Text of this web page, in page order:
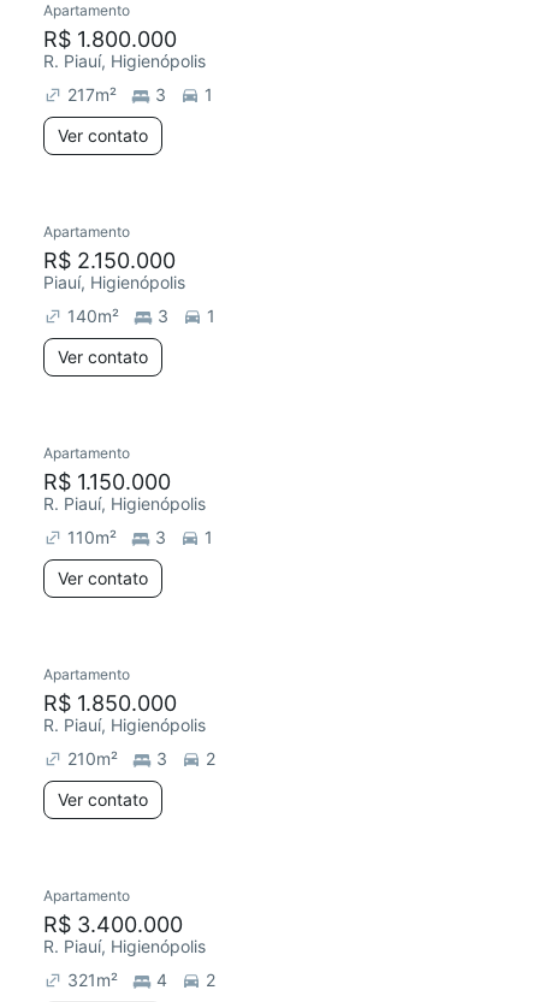
Redecorar
Apartamento
R$ 1.800.000
R. Piauí, Higienópolis
217m² 3
1
Ver contato
Redecorar
Apartamento
R$ 2.150.000
Piauí, Higienópolis
140m² 3
1
Ver contato
Redecorar
Apartamento
R$ 1.150.000
R. Piauí, Higienópolis
110m² 3
1
Ver contato
Redecorar
Apartamento
R$ 1.850.000
R. Piauí, Higienópolis
210m² 3
2
Ver contato
Apartamento
R$ 3.400.000
R. Piauí, Higienópolis
321m² 4
2